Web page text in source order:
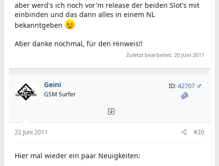
aber werd's ich noch vor'm release der beiden Slot's mit
einbinden und das dann alles in einem NL
bekanntgeben
Aber danke nochmal, für den Hinweis!!
Zuletzt bearbeitet: 20 Juni 2011
Geini
GSM Surfer
ID:42707
22 Juni 2011 #20
Hier mal wieder ein paar Neuigkeiten: